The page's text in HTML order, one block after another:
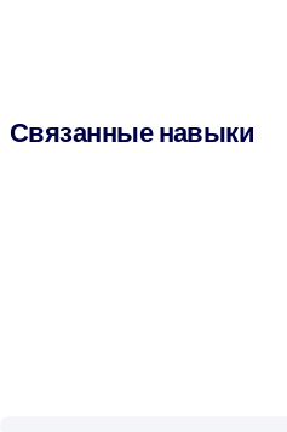
Связанные навыки